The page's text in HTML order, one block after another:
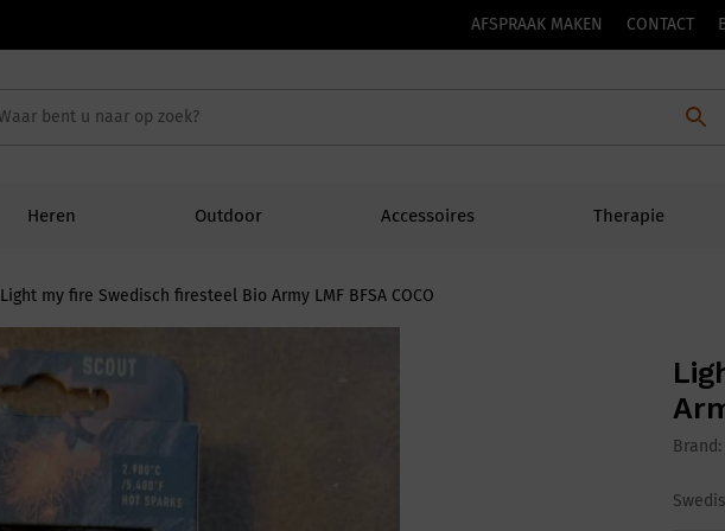
AFSPRAAK MAKEN CONTACT
Heren Outdoor Accessoires Therapie
Light my fire Swedisch firesteel Bio Army LMF BFSA COCO
Brand: